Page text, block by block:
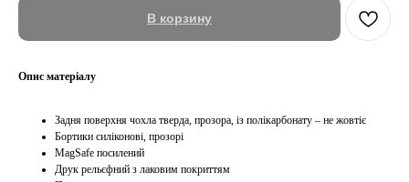
В корзину
Опис матеріалу
Задня поверхня чохла тверда, прозора, із полікарбонату – не жовтіє
Бортики силіконові, прозорі
MagSafe посилений
Друк рельєфний з лаковим покриттям